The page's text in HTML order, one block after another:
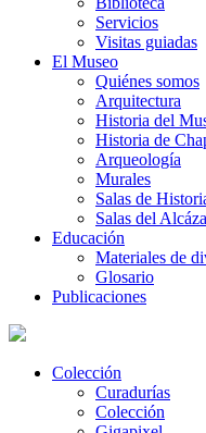
Servicios
Visitas guiadas
El Museo
Quiénes somos
Arquitectura
Historia del
Historia de
Arqueología
Murales
Salas de
Salas del
Educación
Materiales de
Glosario
Publicaciones
Colección
Curadurías
Colección